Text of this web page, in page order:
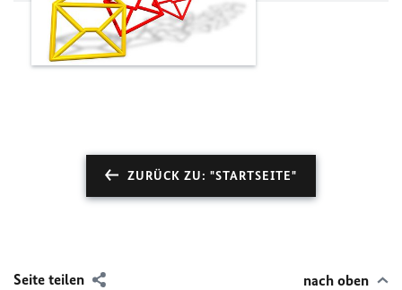
ZURÜCK ZU: "STARTSEITE"
Seite teilen nach oben